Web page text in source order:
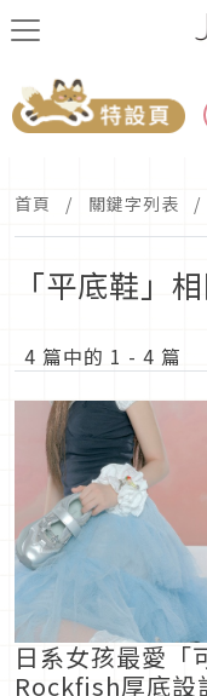
首頁 關鍵字列表
「平底鞋」
4 篇中的 1 - 4 篇
日系女孩最愛「
Rockfish厚底設